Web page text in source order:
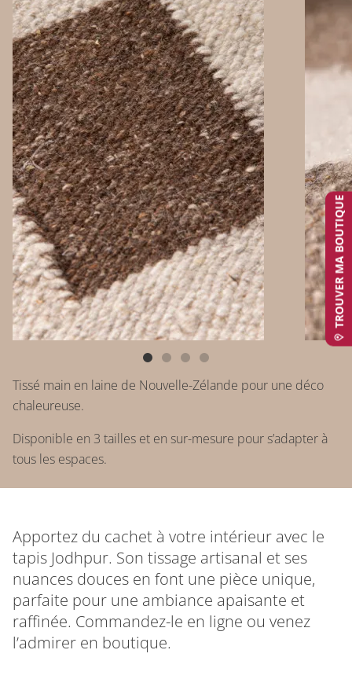
Tissé main en laine de Nouvelle-Zélande pour une déco
chaleureuse.
Disponible en 3 tailles et en sur-mesure pour s’adapter à
tous les espaces.
Apportez du cachet à votre intérieur avec le
tapis Jodhpur. Son tissage artisanal et ses
nuances douces en font une pièce unique,
parfaite pour une ambiance apaisante et
raffinée. Commandez-le en ligne ou venez
l’admirer en boutique.
TROUVER MA BOUTIQUE